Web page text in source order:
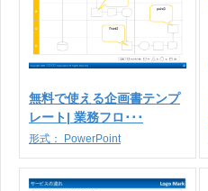
無料で使える企画書テンプ
レート| 業務フロ･･･
形式： PowerPoint